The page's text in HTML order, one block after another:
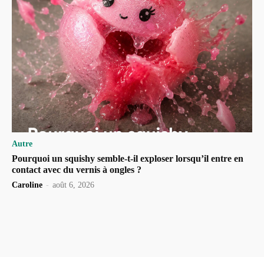
Autre
Pourquoi un squishy semble-t-il exploser lorsqu’il entre en
contact avec du vernis à ongles ?
Caroline - août 6, 2026